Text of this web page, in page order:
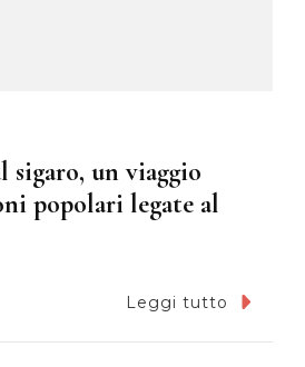
sigaro, un viaggio
popolari legate al
Leggi tutto